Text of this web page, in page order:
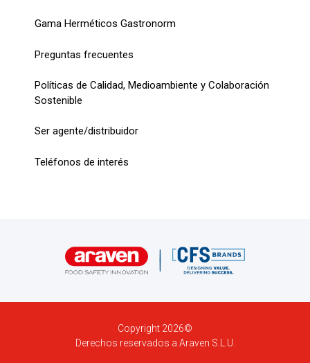
Gama Herméticos Gastronorm
Preguntas frecuentes
Políticas de Calidad, Medioambiente y Colaboración
Sostenible
Ser agente/distribuidor
Teléfonos de interés
Copyright 2026©
Derechos reservados a Araven S.L.U.